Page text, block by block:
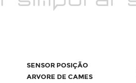
SENSOR POSIÇÃO
ARVORE DE CAMES